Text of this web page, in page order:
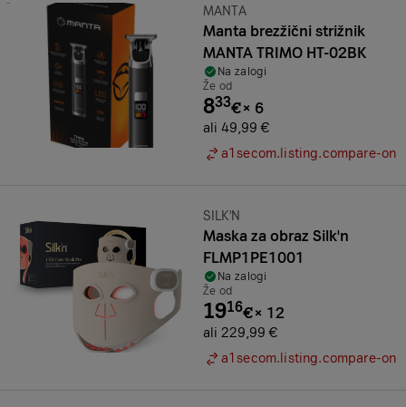
Znamka:
MANTA
Manta brezžični strižnik
MANTA TRIMO HT-02BK
Na zalogi
Že od
833€× 6
ali 49,99 €
a1secom.listing.compare-on
Znamka:
SILK'N
Maska za obraz Silk'n
FLMP1PE1001
Na zalogi
Že od
1916€× 12
ali 229,99 €
a1secom.listing.compare-on